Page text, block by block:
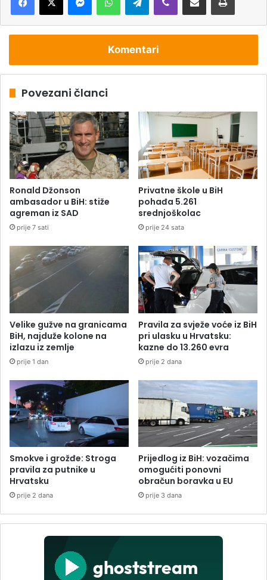
Komentari
Povezani članci
Ronald Džonson
ambasador u BiH: stiže
agreman iz SAD
prije 7 sati
Privatne škole u BiH
pohađa 5.261
srednjoškolac
prije 24 sata
Velike gužve na granicama
BiH, najduže kolone na
izlazu iz zemlje
prije 1 dan
Pravila za svježe voće iz BiH
pri ulasku u Hrvatsku:
kazne do 13.260 evra
prije 2 dana
Smokve i grožđe: Stroga
pravila za putnike u
Hrvatsku
prije 2 dana
Prijedlog iz BiH: vozačima
omogućiti ponovni
obračun boravka u EU
prije 3 dana